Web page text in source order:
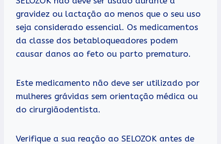
gravidez ou lactação ao menos que o seu uso
seja considerado essencial. Os medicamentos
da classe dos betabloqueadores podem
causar danos ao feto ou parto prematuro.
Este medicamento não deve ser utilizado por
mulheres grávidas sem orientação médica ou
do cirurgiãodentista.
Verifique a sua reação ao SELOZOK antes de